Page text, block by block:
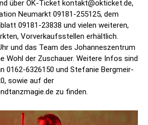
über OK-Ticket kontakt@okticket.de,
Neumarkt 09181-255125, dem
09181-23838 und vielen weiteren,
Vorverkaufsstellen erhältlich.
und das Team des Johanneszentrum
Wohl der Zuschauer. Weitere Infos sind
0162-6326150 und Stefanie Bergmeir-
sowie auf der
zu finden.